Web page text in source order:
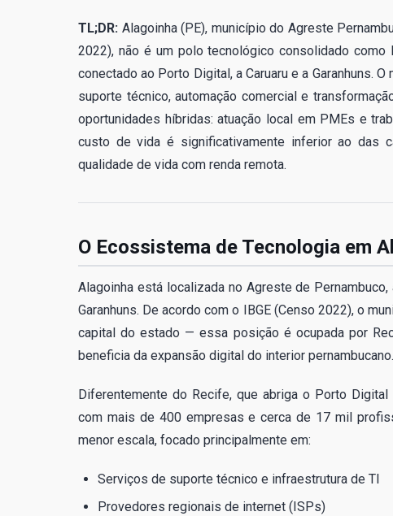
TL;DR: Alagoinha (PE), município do Agreste
2022), não é um polo tecnológico consolidado
conectado ao Porto Digital, a Caruaru e a Garanhuns.
suporte técnico, automação comercial e
oportunidades híbridas: atuação local em PMEs e
custo de vida é significativamente inferior ao das
qualidade de vida com renda remota.
O Ecossistema de Tecnologia em
Alagoinha está localizada no Agreste de
Garanhuns. De acordo com o IBGE (Censo 2022), o
capital do estado — essa posição é ocupada por
beneficia da expansão digital do interior pernambucano.
Diferentemente do Recife, que abriga o Porto
com mais de 400 empresas e cerca de 17 mil
menor escala, focado principalmente em:
Serviços de suporte técnico e infraestrutura de TI
Provedores regionais de internet (ISPs)